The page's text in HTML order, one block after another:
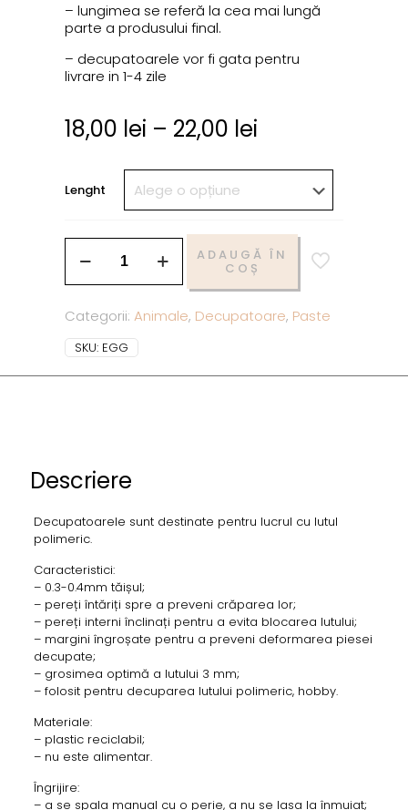
– lungimea se referă la cea mai lungă
parte a produsului final.
– decupatoarele vor fi gata pentru
livrare in 1-4 zile
18,00 lei – 22,00 lei
Lenght
ADAUGĂ ÎN
COȘ
Categorii:Animale, Decupatoare, Paste
SKU: EGG
Descriere
Decupatoarele sunt destinate pentru lucrul cu lutul
polimeric.
Caracteristici:
– 0.3-0.4mm tăișul;
– pereți întăriți spre a preveni crăparea lor;
– pereți interni înclinați pentru a evita blocarea lutului;
– margini îngroșate pentru a preveni deformarea piesei
decupate;
– grosimea optimă a lutului 3 mm;
– folosit pentru decuparea lutului polimeric, hobby.
Materiale:
– plastic reciclabil;
– nu este alimentar.
Îngrijire:
– a se spala manual cu o perie, a nu se lasa la înmuiat;